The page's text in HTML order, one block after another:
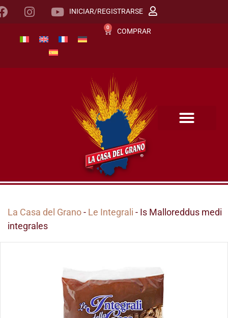
INICIAR/REGISTRARSE
0 COMPRAR
La Casa del Grano- Le Integrali - Is Malloreddus medi
integrales